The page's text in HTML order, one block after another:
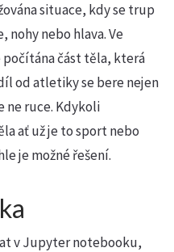
situace, kdy se trup
nohy nebo hlava. Ve
část těla, která
od atletiky se bere nejen
ne ruce. Kdykoli
ať už je to sport nebo
je možné řešení.
v Jupyter notebooku,